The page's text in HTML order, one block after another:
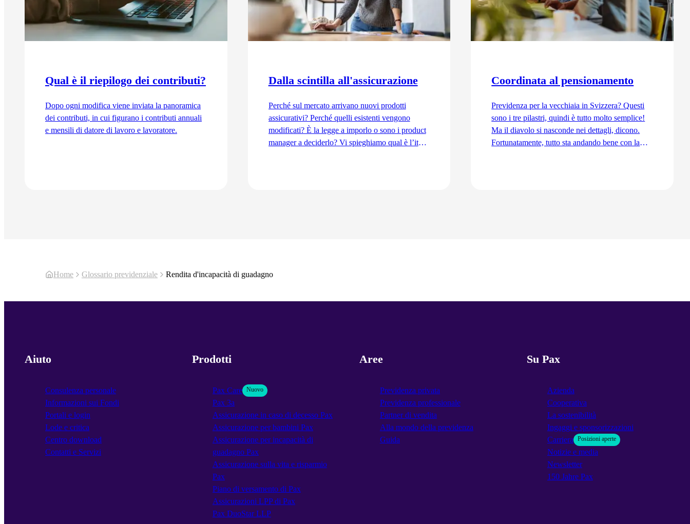
Qual è il riepilogo dei contributi?
Dopo ogni modifica viene inviata la panoramica
dei contributi, in cui figurano i contributi annuali
e mensili di datore di lavoro e lavoratore.
Dalla scintilla all'assicurazione
Perché sul mercato arrivano nuovi prodotti
assicurativi? Perché quelli esistenti vengono
modificati? È la legge a imporlo o sono i product
manager a deciderlo? Vi spieghiamo qual è l’iter
Coordinata al pensionamento
Previdenza per la vecchiaia in Svizzera? Questi
sono i tre pilastri, quindi è tutto molto semplice!
Ma il diavolo si nasconde nei dettagli, dicono.
Fortunatamente, tutto sta andando bene con la
Home Glossario previdenziale Rendita d'incapacità di guadagno
Aiuto
Consulenza personale
Informazioni sui Fondi
Portali e login
Lode e critica
Centro download
Contatti e Servizi
Prodotti
Pax Care Nuovo
Pax 3a
Assicurazione in caso di decesso Pax
Assicurazione per bambini Pax
Assicurazione per incapacità di
guadagno Pax
Assicurazione sulla vita e risparmio
Pax
Piano di versamento di Pax
Assicurazioni LPP di Pax
Pax DuoStar LLP
Aree
Previdenza privata
Previdenza professionale
Partner di vendita
Alla mondo della previdenza
Guida
Su Pax
Azienda
Cooperativa
La sostenibilità
Ingaggi e sponsorizzazioni
Carriera
Posizioni aperte
Notizie e media
Newsletter
150 Jahre Pax